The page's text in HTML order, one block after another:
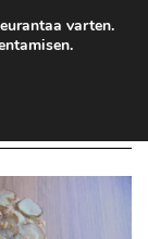
varten.